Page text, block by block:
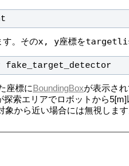
す。そのx, y座標を
fake_target_detector
座標にBoundingBoxが表示さ
探索エリアでロボットから
から近い場合には無視します